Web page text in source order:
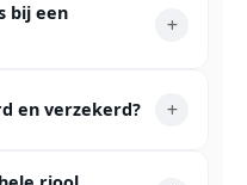
bij een
en verzekerd?